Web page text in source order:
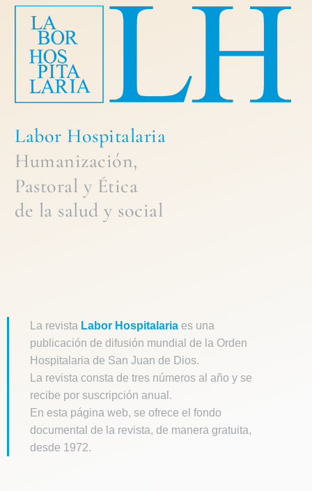
Labor Hospitalaria
Humanización,
Pastoral y Ética
de la salud y social
La revista Labor Hospitalaria es una
publicación de difusión mundial de la Orden
Hospitalaria de San Juan de Dios.
La revista consta de tres números al año y se
recibe por suscripción anual.
En esta página web, se ofrece el fondo
documental de la revista, de manera gratuita,
desde 1972.